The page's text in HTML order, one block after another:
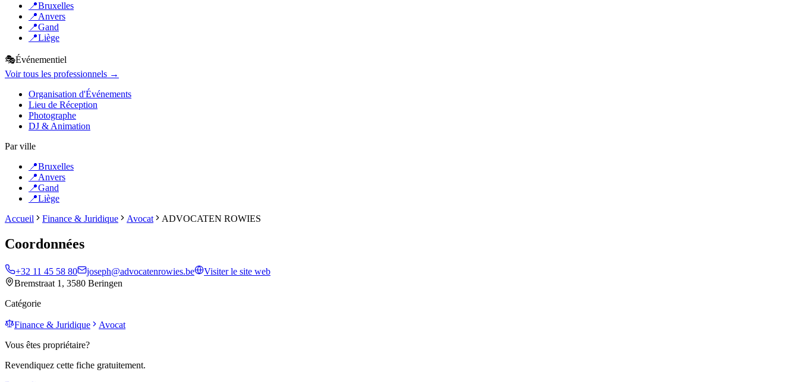
📍Bruxelles
📍Anvers
📍Gand
📍Liège
🎭Événementiel
Voir tous les professionnels →
Organisation d'Événements
Lieu de Réception
Photographe
DJ & Animation
Par ville
📍Bruxelles
📍Anvers
📍Gand
📍Liège
Accueil
Finance & Juridique Avocat ADVOCATEN ROWIES
Coordonnées
+32 11 45 58 80 joseph@advocatenrowies.be
Visiter le site web
Bremstraat 1, 3580 Beringen
Catégorie
Finance & Juridique
Avocat
Vous êtes propriétaire?
Revendiquez cette fiche gratuitement.